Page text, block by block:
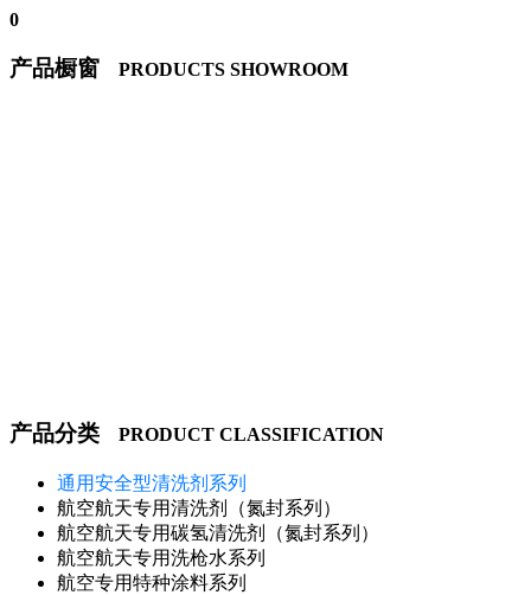
0
产品橱窗 PRODUCTS SHOWROOM
产品分类 PRODUCT CLASSIFICATION
通用安全型清洗剂系列
航空航天专用清洗剂（氮封系列）
航空航天专用碳氢清洗剂（氮封系列）
航空航天专用洗枪水系列
航空专用特种涂料系列